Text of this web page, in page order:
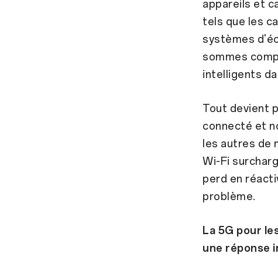
appareils et
tels que les
systèmes
sommes
intelligents
Tout devient
connecté et
les autres de
Wi-Fi
perd en
problème.
La 5G pour
une réponse